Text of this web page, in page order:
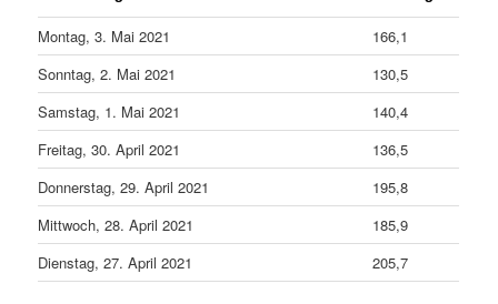
Montag, 3. Mai 2021
166,1
Sonntag, 2. Mai 2021
130,5
Samstag, 1. Mai 2021
140,4
Freitag, 30. April 2021
136,5
Donnerstag, 29. April 2021
195,8
Mittwoch, 28. April 2021
185,9
Dienstag, 27. April 2021
205,7